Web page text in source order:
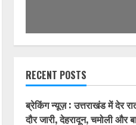
RECENT POSTS
ब्रेकिंग न्यूज़ : उत्तराखंड में देर
दौर जारी, देहरादून, चमोली और